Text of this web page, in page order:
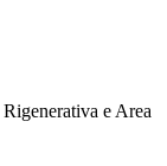
e Area